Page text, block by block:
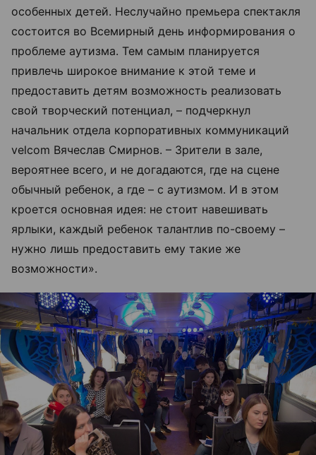
особенных детей. Неслучайно премьера спектакля
состоится во Всемирный день информирования о
проблеме аутизма. Тем самым планируется
привлечь широкое внимание к этой теме и
предоставить детям возможность реализовать
свой творческий потенциал, – подчеркнул
начальник отдела корпоративных коммуникаций
velcom Вячеслав Смирнов. – Зрители в зале,
вероятнее всего, и не догадаются, где на сцене
обычный ребенок, а где – с аутизмом. И в этом
кроется основная идея: не стоит навешивать
ярлыки, каждый ребенок талантлив по-своему –
нужно лишь предоставить ему такие же
возможности».